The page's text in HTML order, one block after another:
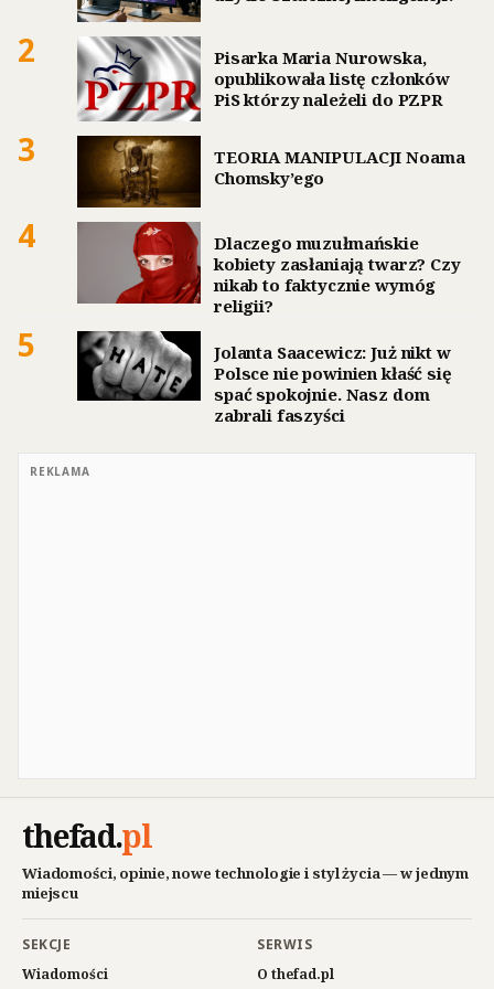
2
Pisarka Maria Nurowska,
opublikowała listę członków
PiS którzy należeli do PZPR
3
TEORIA MANIPULACJI Noama
Chomsky’ego
4
Dlaczego muzułmańskie
kobiety zasłaniają twarz? Czy
nikab to faktycznie wymóg
religii?
5
Jolanta Saacewicz: Już nikt w
Polsce nie powinien kłaść się
spać spokojnie. Nasz dom
zabrali faszyści
REKLAMA
thefad.pl
Wiadomości, opinie, nowe technologie i styl życia — w jednym
miejscu
SEKCJE
Wiadomości
SERWIS
O thefad.pl